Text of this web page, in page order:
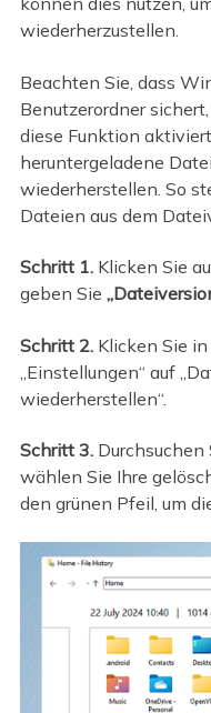
wiederherzustellen.
Beachten Sie, dass
Benutzerordner
diese Funktion
heruntergeladene
wiederherstellen. So
Dateien aus dem
Schritt 1.Klicken Sie
geben Sie
Schritt 2.Klicken Sie in
„Einstellungen“ auf
wiederherstellen“.
Schritt 3.Durchsuchen
wählen Sie Ihre
den grünen Pfeil, um